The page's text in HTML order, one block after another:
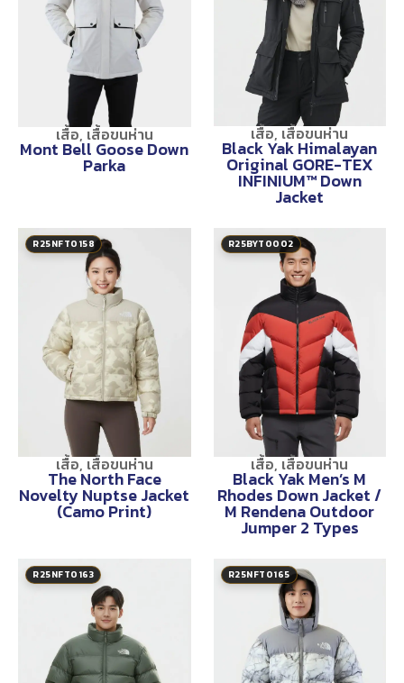
เสื้อ,เสื้อขนห่าน
Mont Bell Goose Down
Parka
เสื้อ,เสื้อขนห่าน
Black Yak Himalayan
Original GORE-TEX
INFINIUM™ Down
Jacket
R25NFT0158
เสื้อ,เสื้อขนห่าน
The North Face
Novelty Nuptse Jacket
(Camo Print)
R25BYT0002
เสื้อ,เสื้อขนห่าน
Black Yak Men’s M
Rhodes Down Jacket /
M Rendena Outdoor
Jumper 2 Types
R25NFT0163 R25NFT0165